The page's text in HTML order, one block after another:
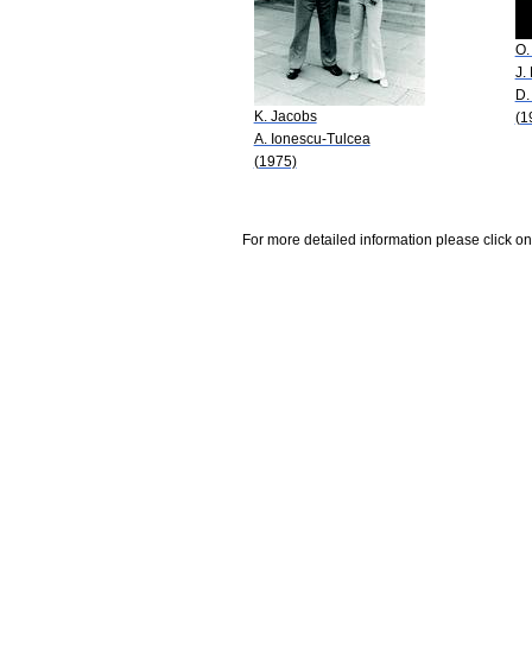
K. Jacobs
A. Ionescu-Tulcea
(1975)
J.
For more detailed information please click